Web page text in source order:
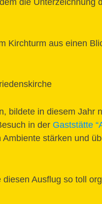
die Unterzeichnung
Kirchturm aus einen
bildete in diesem Jahr
in der Gaststätte
stärken und
Ausflug so toll